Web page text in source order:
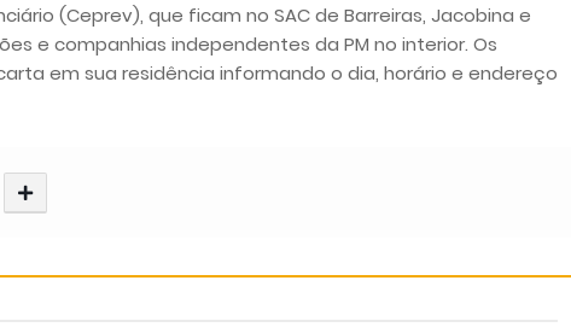
(Ceprev), que ficam no SAC de Barreiras, Jacobina e
e companhias independentes da PM no interior. Os
em sua residência informando o dia, horário e endereço